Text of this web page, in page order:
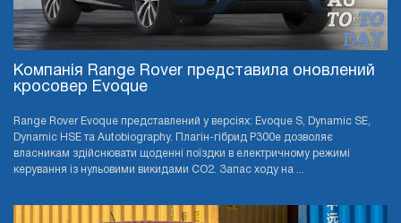
Компанія Range Rover представила оновлений
кросовер Evoque
Range Rover Evoque представлений у версіях: Evoque S, Dynamic SE,
Dynamic HSE та Autobiography. Плагін-гібрид P300e дозволяє
власникам здійснювати щоденні поїздки в електричному режимі
керування із нульовими викидами CO2. Запас ходу на ...